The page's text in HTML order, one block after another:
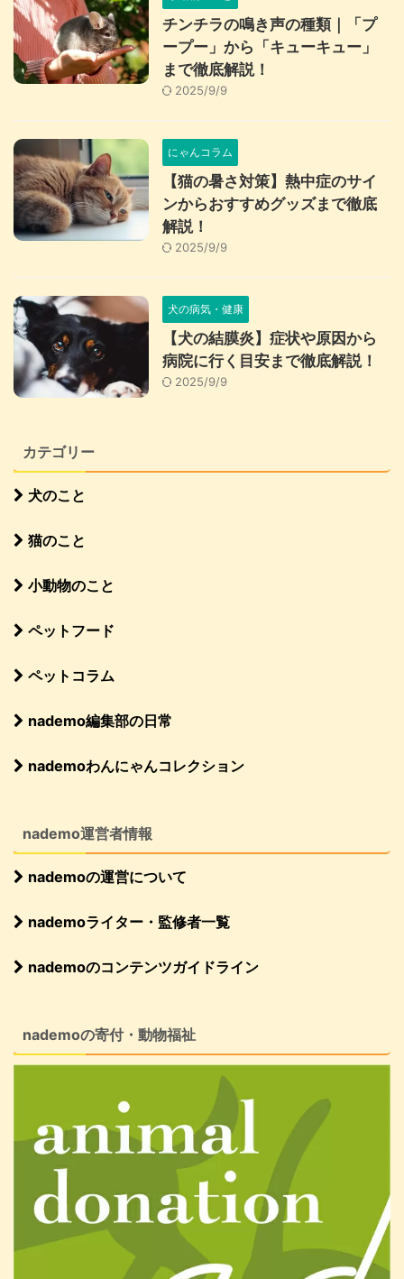
チンチラの鳴き声の種類｜「プ
ープー」から「キューキュー」
まで徹底解説！
2025/9/9
にゃんコラム
【猫の暑さ対策】熱中症のサイ
ンからおすすめグッズまで徹底
解説！
2025/9/9
犬の病気・健康
【犬の結膜炎】症状や原因から
病院に行く目安まで徹底解説！
2025/9/9
カテゴリー
犬のこと
猫のこと
小動物のこと
ペットフード
ペットコラム
nademo編集部の日常
nademoわんにゃんコレクション
nademo運営者情報
nademoの運営について
nademoライター・監修者一覧
nademoのコンテンツガイドライン
nademoの寄付・動物福祉